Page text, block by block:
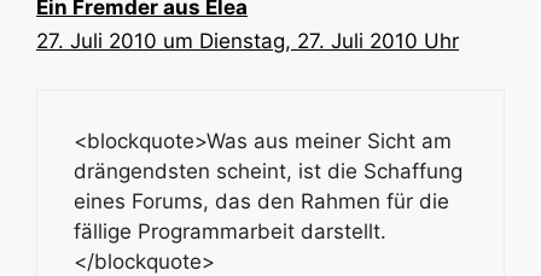
Ein Fremder aus Elea
27. Juli 2010 um Dienstag, 27. Juli 2010 Uhr
<blockquote>Was aus meiner Sicht am
drängendsten scheint, ist die Schaffung
eines Forums, das den Rahmen für die
fällige Programmarbeit darstellt.
</blockquote>